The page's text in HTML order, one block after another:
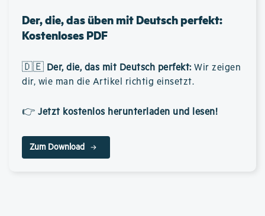
Der, die, das üben mit Deutsch perfekt:
Kostenloses PDF
🇩🇪 Der, die, das mit Deutsch perfekt: Wir zeigen
dir, wie man die Artikel richtig einsetzt.
👉 Jetzt kostenlos herunterladen und lesen!
Zum Download